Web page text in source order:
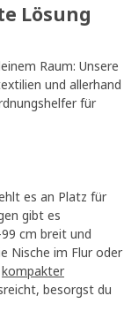
Lösung
Raum: Unsere
und allerhand
für
es an Platz für
gibt es
cm breit und
Nische im Flur oder
kompakter
besorgst du